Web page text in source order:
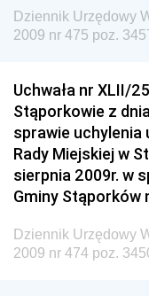
Dziennik
Granicznej
Drogowego
Dziennik
Dziennik
Dziennik
Społecznej
Dziennik
i Gospodarki
Dziennik Urzędowy
2009 nr 475 poz.
Uchwała nr XLII/
Stąporkowie z
sprawie uchylenia
Rady Miejskiej w
sierpnia 2009r. w
Gminy Stąporków
Dziennik Urzędowy
2009 nr 474 poz.